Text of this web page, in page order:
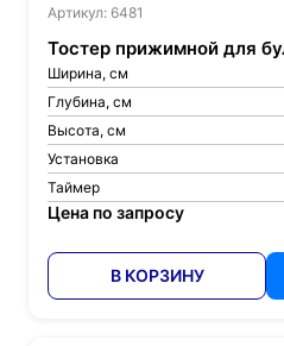
Артикул: 6481
Тостер прижимной для
Ширина, см
Глубина, см
Высота, см
Установка
Таймер
Цена по запросу
В КОРЗИНУ